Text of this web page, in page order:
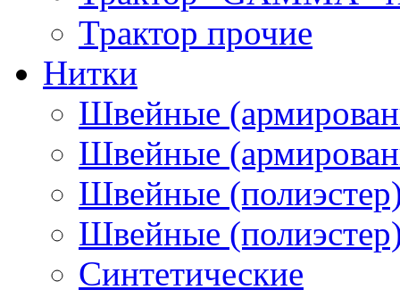
Трактор прочие
Нитки
Швейные
Швейные
Швейные
Швейные
Синтетические